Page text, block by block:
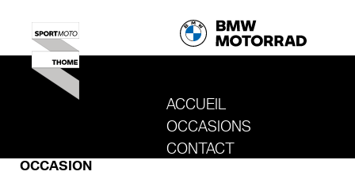
ACCUEIL
REVENIR AU SITE DE SPORT MOTO
OCCASIONS
CONTACT
OCCASION